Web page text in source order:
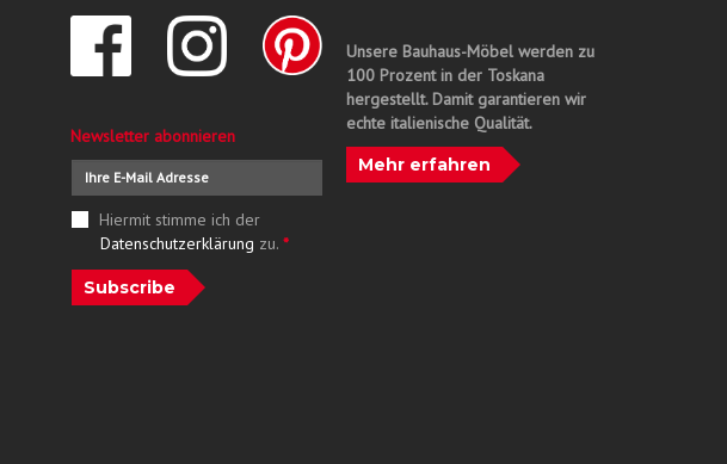
Newsletter abonnieren
Hiermit stimme ich der
Datenschutzerklärung zu. *
Subscribe
Unsere Bauhaus-Möbel werden zu
100 Prozent in der Toskana
hergestellt. Damit garantieren wir
echte italienische Qualität.
Mehr erfahren